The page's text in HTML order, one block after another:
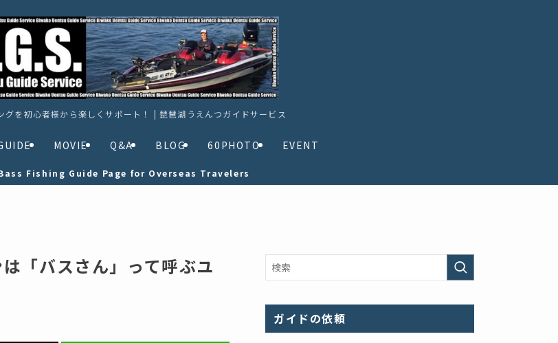
グを初心者様から楽しくサポート！ | 琵琶湖うえんつガイドサービス
MOVIE Q&A BLOG 60PHOTO EVENT
Fishing Guide Page for Overseas Travelers
「バスさん」って呼ぶユ
ガイドの依頼